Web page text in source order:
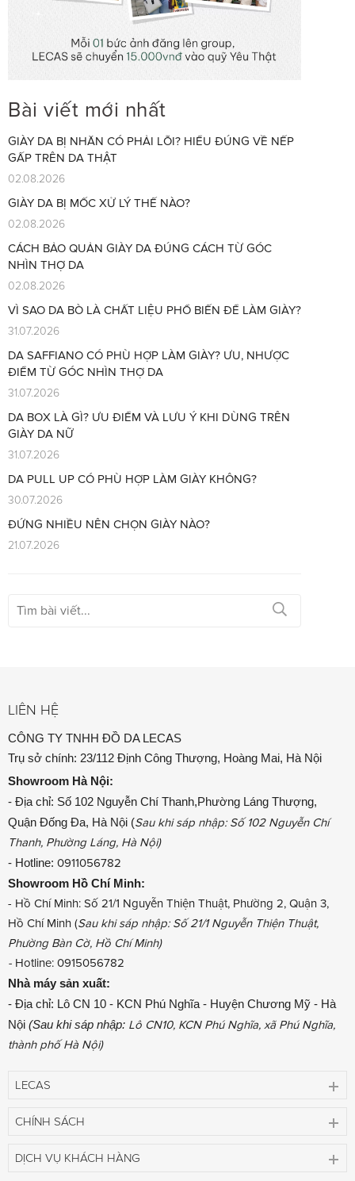
Bài viết mới nhất
GIÀY DA BỊ NHĂN CÓ PHẢI LỖI? HIỂU ĐÚNG VỀ NẾP
GẤP TRÊN DA THẬT
02.08.2026
GIÀY DA BỊ MỐC XỬ LÝ THẾ NÀO?
02.08.2026
CÁCH BẢO QUẢN GIÀY DA ĐÚNG CÁCH TỪ GÓC
NHÌN THỢ DA
02.08.2026
VÌ SAO DA BÒ LÀ CHẤT LIỆU PHỔ BIẾN ĐỂ LÀM GIÀY?
31.07.2026
DA SAFFIANO CÓ PHÙ HỢP LÀM GIÀY? ƯU, NHƯỢC
ĐIỂM TỪ GÓC NHÌN THỢ DA
31.07.2026
DA BOX LÀ GÌ? ƯU ĐIỂM VÀ LƯU Ý KHI DÙNG TRÊN
GIÀY DA NỮ
31.07.2026
DA PULL UP CÓ PHÙ HỢP LÀM GIÀY KHÔNG?
30.07.2026
ĐỨNG NHIỀU NÊN CHỌN GIÀY NÀO?
21.07.2026
LIÊN HỆ
CÔNG TY TNHH ĐỒ DA LECAS
Trụ sở chính: 23/112 Định Công Thượng, Hoàng Mai, Hà Nội
Showroom Hà Nội:
- Địa chỉ: Số 102 Nguyễn Chí Thanh,Phường Láng Thượng,
Quận Đống Đa, Hà Nội (Sau khi sáp nhập: Số 102 Nguyễn Chí
Thanh, Phường Láng, Hà Nội)
- Hotline: 0911056782
Showroom Hồ Chí Minh:
- Hồ Chí Minh: Số 21/1 Nguyễn Thiện Thuật, Phường 2, Quận 3,
Hồ Chí Minh (Sau khi sáp nhập: Số 21/1 Nguyễn Thiện Thuật,
Phường Bàn Cờ, Hồ Chí Minh)
- Hotline: 0915056782
Nhà máy sản xuất:
- Địa chỉ: Lô CN 10 - KCN Phú Nghĩa - Huyện Chương Mỹ - Hà
Nội (Sau khi sáp nhập: Lô CN10, KCN Phú Nghĩa, xã Phú Nghĩa,
thành phố Hà Nội)
LECAS
CHÍNH SÁCH
DỊCH VỤ KHÁCH HÀNG